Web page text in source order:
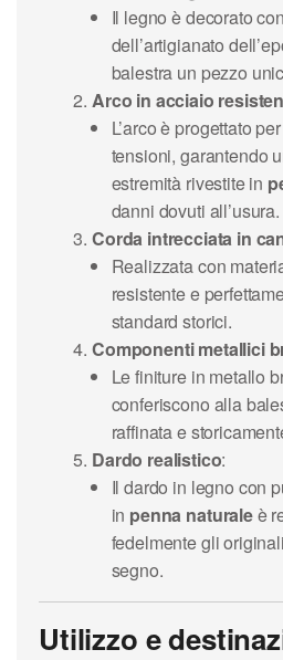
Il legno è decorato
dell’artigianato
balestra un pezzo
Arco in acciaio
L’arco è progettato
tensioni, garantendo
estremità rivestite in
danni dovuti all’usura.
Corda intrecciata in
Realizzata con
resistente e
standard storici.
Componenti metallici
Le finiture in metallo
conferiscono alla
raffinata e
Dardo realistico:
Il dardo in legno con
in penna naturaleè
fedelmente gli
segno.
Utilizzo e